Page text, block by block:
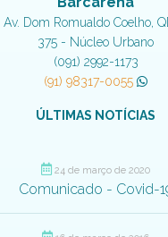
Av. Dom Romualdo Coelho,
375 - Núcleo Urbano
(091) 2992-1173
(91) 98317-0055
ÚLTIMAS NOTÍCIAS
24 de março de 2020
Comunicado - Covid-